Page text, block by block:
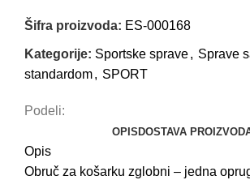
Šifra proizvoda: ES-000168
Kategorije: Sportske sprave, Sprave
standardom, SPORT
Podeli:
OPIS DOSTAVA
Opis
Obruč za košarku zglobni – jedna